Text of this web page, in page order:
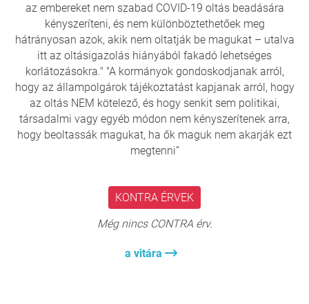
az embereket nem szabad COVID-19 oltás beadására
kényszeríteni, és nem különböztethetőek meg
hátrányosan azok, akik nem oltatják be magukat – utalva
itt az oltásigazolás hiányából fakadó lehetséges
korlátozásokra." "A kormányok gondoskodjanak arról,
hogy az állampolgárok tájékoztatást kapjanak arról, hogy
az oltás NEM kötelező, és hogy senkit sem politikai,
társadalmi vagy egyéb módon nem kényszerítenek arra,
hogy beoltassák magukat, ha ők maguk nem akarják ezt
megtenni”
KONTRA ÉRVEK
Még nincs CONTRA érv.
a vitára